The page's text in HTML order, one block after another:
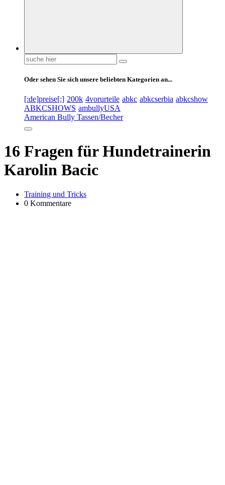
Suchen
nach:
Oder sehen Sie sich unsere beliebten Kategorien an...
[:de]preise[:] 200k 4vorurteile abkc abkcserbia abkcshow
ABKCSHOWS ambullyUSA
American Bully Tassen/Becher
16 Fragen für Hundetrainerin
Karolin Bacic
Training und Tricks
0 Kommentare